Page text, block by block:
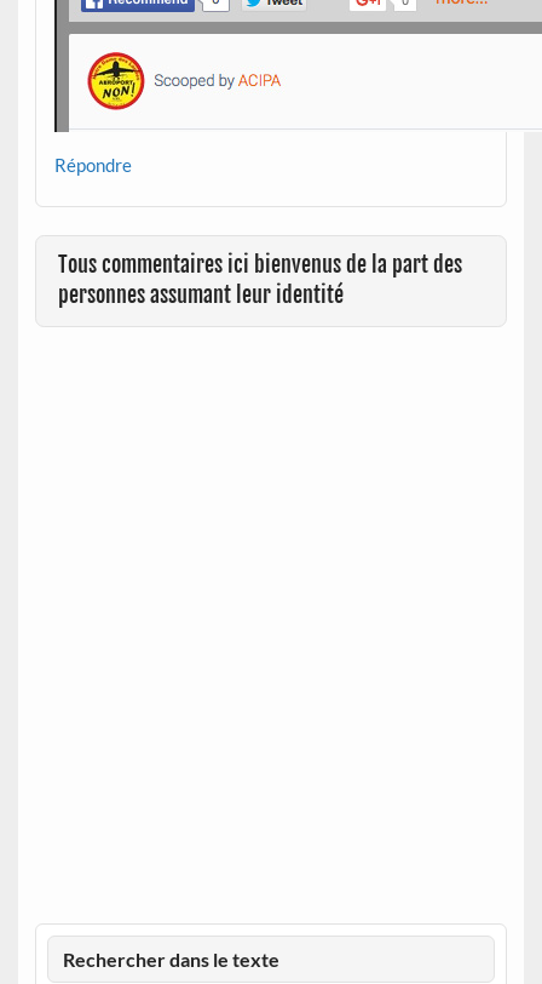
Répondre
Tous commentaires ici bienvenus de la part des
personnes assumant leur identité
Rechercher dans le texte